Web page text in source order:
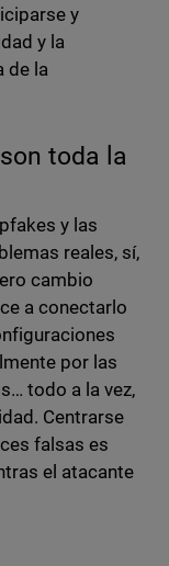
y
y la
de la
toda la
y las
reales, sí,
cambio
a conectarlo
por las
todo a la vez,
Centrarse
falsas es
el atacante